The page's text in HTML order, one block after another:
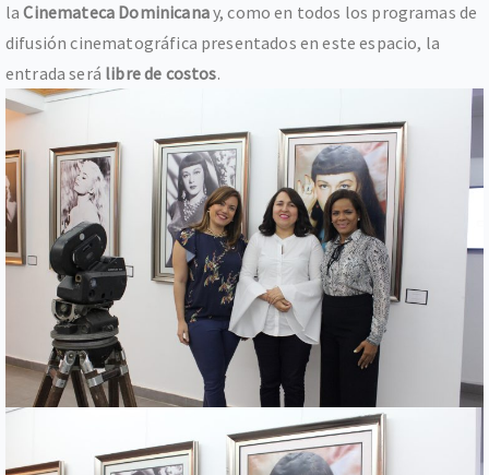
laCinemateca Dominicanay, como en todos los programas de
difusión cinematográfica presentados en este espacio, la
entrada será libre de costos.